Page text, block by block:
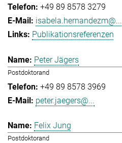
+49 89 8578 3279
isabela.hernandezm@...
Publikationsreferenzen
Peter Jägers
Postdoktorand
+49 89 8578 3969
peter.jaegers@...
Felix Jung
Postdoktorand